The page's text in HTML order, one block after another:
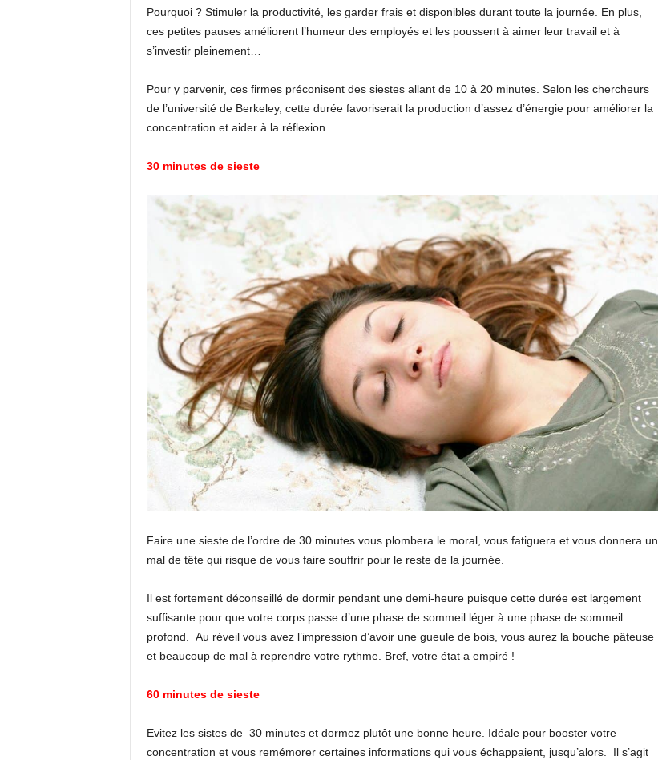
Pourquoi ? Stimuler la productivité, les garder frais et disponibles durant toute la journée. En plus,
ces petites pauses améliorent l’humeur des employés et les poussent à aimer leur travail et à
s’investir pleinement…
Pour y parvenir, ces firmes préconisent des siestes allant de 10 à 20 minutes. Selon les chercheurs
de l’université de Berkeley, cette durée favoriserait la production d’assez d’énergie pour améliorer la
concentration et aider à la réflexion.
30 minutes de sieste
Faire une sieste de l’ordre de 30 minutes vous plombera le moral, vous fatiguera et vous donnera un
mal de tête qui risque de vous faire souffrir pour le reste de la journée.
Il est fortement déconseillé de dormir pendant une demi-heure puisque cette durée est largement
suffisante pour que votre corps passe d’une phase de sommeil léger à une phase de sommeil
profond. Au réveil vous avez l’impression d’avoir une gueule de bois, vous aurez la bouche pâteuse
et beaucoup de mal à reprendre votre rythme. Bref, votre état a empiré !
60 minutes de sieste
Evitez les sistes de 30 minutes et dormez plutôt une bonne heure. Idéale pour booster votre
concentration et vous remémorer certaines informations qui vous échappaient, jusqu’alors. Il s’agit